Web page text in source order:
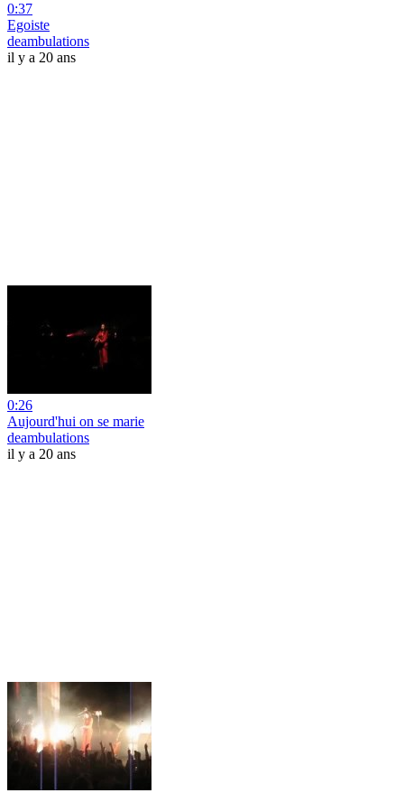
0:37
Egoiste
deambulations
il y a 20 ans
0:26
Aujourd'hui on se marie
deambulations
il y a 20 ans